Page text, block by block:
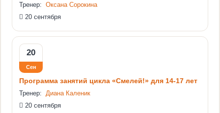
Тренер: Оксана Сорокина
20 сентября
20
Сен
Программа занятий цикла «Смелей!» для 14-17 лет
Тренер: Диана Каленик
20 сентября